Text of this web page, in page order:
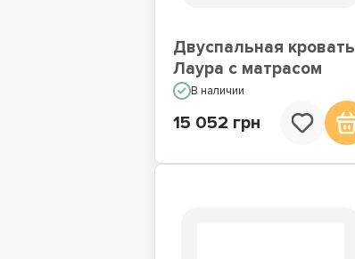
Двуспальная кровать
Лаура с матрасом
В наличии
15 052 грн